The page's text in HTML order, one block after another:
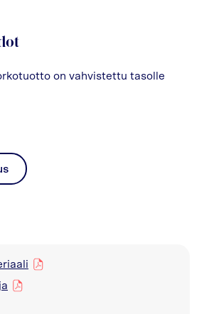
on vahvistettu tasolle